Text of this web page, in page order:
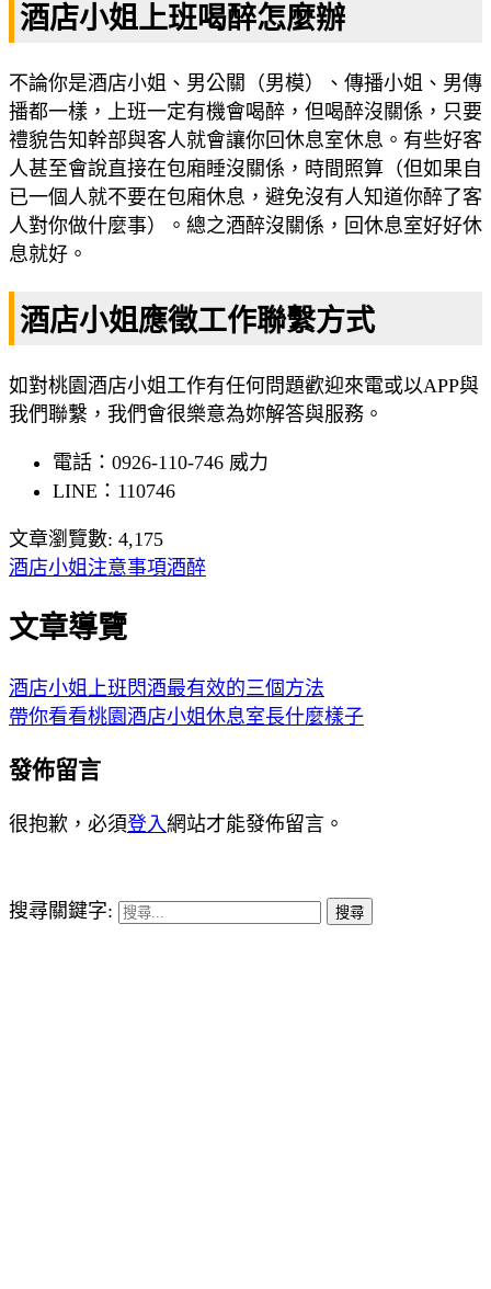
酒店小姐上班喝醉怎麼辦
不論你是酒店小姐、男公關（男模）、傳播小姐、男傳
播都一樣，上班一定有機會喝醉，但喝醉沒關係，只要
禮貌告知幹部與客人就會讓你回休息室休息。有些好客
人甚至會說直接在包廂睡沒關係，時間照算（但如果自
已一個人就不要在包廂休息，避免沒有人知道你醉了客
人對你做什麼事）。總之酒醉沒關係，回休息室好好休
息就好。
酒店小姐應徵工作聯繫方式
如對桃園酒店小姐工作有任何問題歡迎來電或以APP與
我們聯繫，我們會很樂意為妳解答與服務。
電話：0926-110-746 威力
LINE：110746
文章瀏覽數: 4,175
酒店小姐注意事項酒醉
文章導覽
酒店小姐上班閃酒最有效的三個方法
帶你看看桃園酒店小姐休息室長什麼樣子
發佈留言
很抱歉，必須登入網站才能發佈留言。
搜尋關鍵字: